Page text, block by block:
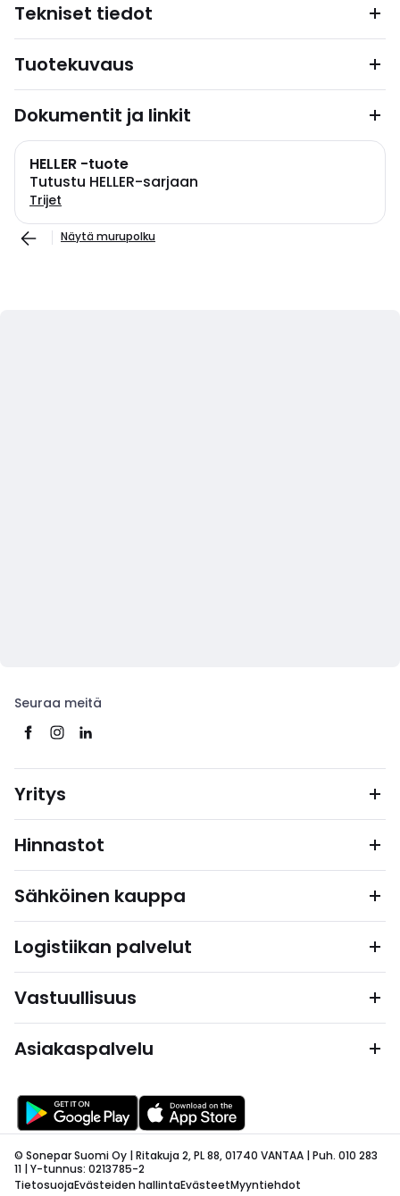
Tekniset tiedot
Tuotekuvaus
Dokumentit ja linkit
HELLER -tuote
Tutustu HELLER-sarjaan
Trijet
Näytä murupolku
Seuraa meitä
Yritys
Hinnastot
Sähköinen kauppa
Logistiikan palvelut
Vastuullisuus
Asiakaspalvelu
© Sonepar Suomi Oy | Ritakuja 2, PL 88, 01740 VANTAA | Puh. 010 283
11 | Y-tunnus: 0213785-2
TietosuojaEvästeiden hallintaEvästeetMyyntiehdot